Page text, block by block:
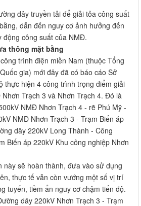
dây truyền tải để giải tỏa công suất
dẫn đến nguy cơ ảnh hưởng đến
động công suất của NMĐ.
thông mặt bằng
trình điện miền Nam (thuộc Tổng
gia) mới đây đã có báo cáo Sở
thực hiện 4 công trình trọng điểm giải
Trạch 3 và Nhơn Trạch 4. Đó là
NMĐ Nhơn Trạch 4 - rẽ Phú Mỹ -
NMĐ Nhơn Trạch 3 - Trạm Biến áp
dây 220kV Long Thành - Công
Biến áp 220kV Khu công nghiệp Nhơn
này sẽ hoàn thành, đưa vào sử dụng
thực tế vẫn còn vướng một số vị trí
tuyến, tiềm ẩn nguy cơ chậm tiến độ.
dây 220kV Nhơn Trạch 3 - Trạm